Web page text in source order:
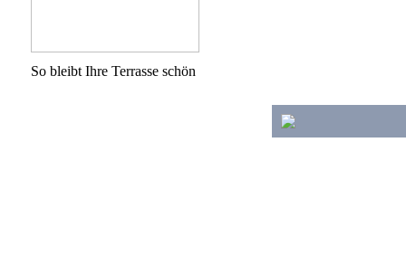
So bleibt Ihre Terrasse schön